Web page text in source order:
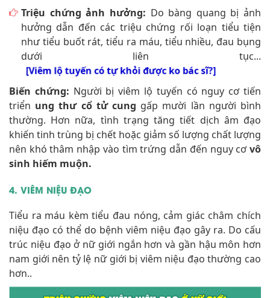
Triệu chứng ảnh hưởng: Do bàng quang bị ảnh
hưởng dẫn đến các triệu chứng rối loạn tiểu tiện
như tiểu buốt rát, tiểu ra máu, tiểu nhiều, đau bụng
dưới liên tục...
[Viêm lộ tuyến có tự khỏi được ko bác sĩ?]
Biến chứng: Người bị viêm lộ tuyến có nguy cơ tiến
triển ung thư cổ tử cung gấp mười lần người bình
thường. Hơn nữa, tình trạng tăng tiết dịch âm đạo
khiến tinh trùng bị chết hoặc giảm số lượng chất lượng
nên khó thâm nhập vào tìm trứng dẫn đến nguy cơvô
sinh hiếm muộn.
4. VIÊM NIỆU ĐẠO
Tiểu ra máu kèm tiểu đau nóng, cảm giác châm chích
niệu đạo có thể do bệnh viêm niệu đạo gây ra. Do cấu
trúc niệu đạo ở nữ giới ngắn hơn và gần hậu môn hơn
nam giới nên tỷ lệ nữ giới bị viêm niệu đạo thường cao
hơn..